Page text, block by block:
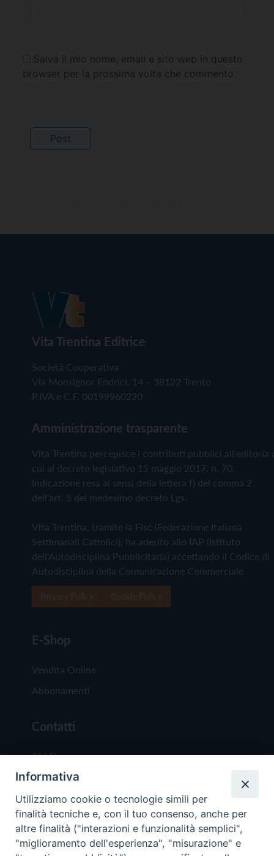
Salva il mio nome, email e sito web in questo
browser per la prossima volta che commento.
Vita Trentina Editrice
Società Cooperativa
Via Monsignor Endrici, 14 – 38122 Trento
P.IVA e C.F. 00199960220
Amministrazione trasparente
Vita Trentina percepisce i contributi pubblici all'editoria
cui al decreto legislativo 15 maggio 2017, n. 70.
Indicazione resa ai sensi della lettera f) del comma 2
dell'art. 5 del medesimo decreto Lgs.
Vita Trentina, tramite la Fisc (Federazione Italiana
Settimanali Cattolici), ha aderito allo IAP (Istituto
dell'Autodisciplina Pubblicitaria) accettando il Codice di
Autodisciplina della Comunicazione Commerciale
E-Shop
Vendita Online
Abbonamenti
Contatti
Chi Siamo
Redazione
Scrivici
Informativa
Utilizziamo cookie o tecnologie simili per
finalità tecniche e, con il tuo consenso, anche per
altre finalità ("interazioni e funzionalità semplici",
"miglioramento dell'esperienza", "misurazione" e